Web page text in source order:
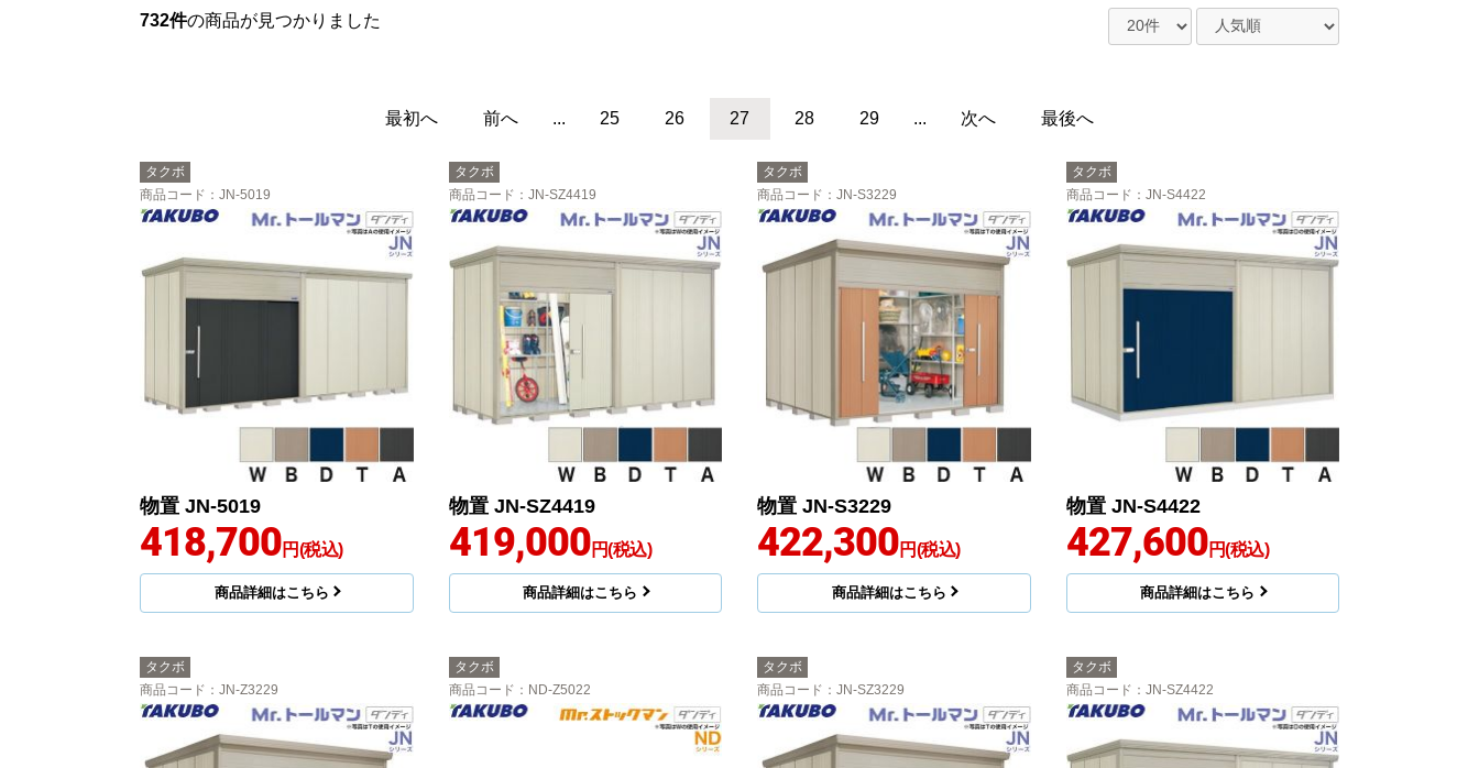
732件の商品が見つかりました
最初へ 前へ ... 25 26 27 28 29 ... 次へ 最後へ
タクボ
商品コード ：JN-5019
物置 JN-5019
418,700円(税込)
商品詳細はこちら
タクボ
商品コード ：JN-SZ4419
物置 JN-SZ4419
419,000円(税込)
商品詳細はこちら
タクボ
商品コード ：JN-S3229
物置 JN-S3229
422,300円(税込)
商品詳細はこちら
タクボ
商品コード ：JN-S4422
物置 JN-S4422
427,600円(税込)
商品詳細はこちら
タクボ
商品コード ：JN-Z3229
タクボ
商品コード ：ND-Z5022
タクボ
商品コード ：JN-SZ3229
タクボ
商品コード ：JN-SZ4422